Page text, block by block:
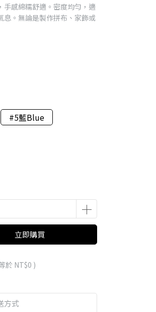
手感綿糯舒適。密度均勻，適
息。無論是製作拼布、家飾或
#5藍Blue
立即購買
於NT$0 )
方式